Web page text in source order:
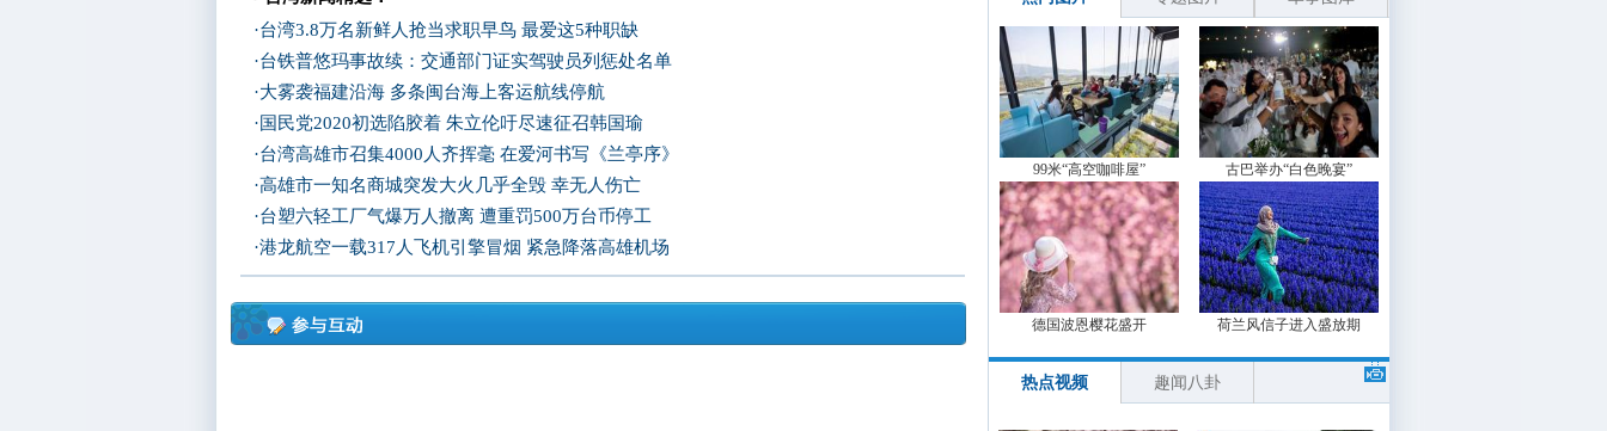
·台湾3.8万名新鲜人抢当求职早鸟 最爱这5种职缺
·台铁普悠玛事故续：交通部门证实驾驶员列惩处名单
·大雾袭福建沿海 多条闽台海上客运航线停航
· 国民党2020初选陷胶着 朱立伦吁尽速征召韩国瑜
·台湾高雄市召集4000人齐挥毫 在爱河书写《兰亭序》
·高雄市一知名商城突发大火几乎全毁 幸无人伤亡
·台塑六轻工厂气爆万人撤离 遭重罚500万台币停工
·港龙航空一载317人飞机引擎冒烟 紧急降落高雄机场
99米“高空咖啡屋” 古巴举办“白色晚宴”
德国波恩樱花盛开 荷兰风信子进入盛放期
热点视频 趣闻八卦